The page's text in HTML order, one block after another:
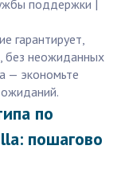
поддержки |
гарантирует,
без неожиданных
— экономьте
по
пошагово